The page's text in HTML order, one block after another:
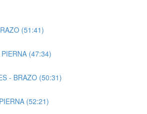
(51:41)
(47:34)
- BRAZO (50:31)
(52:21)